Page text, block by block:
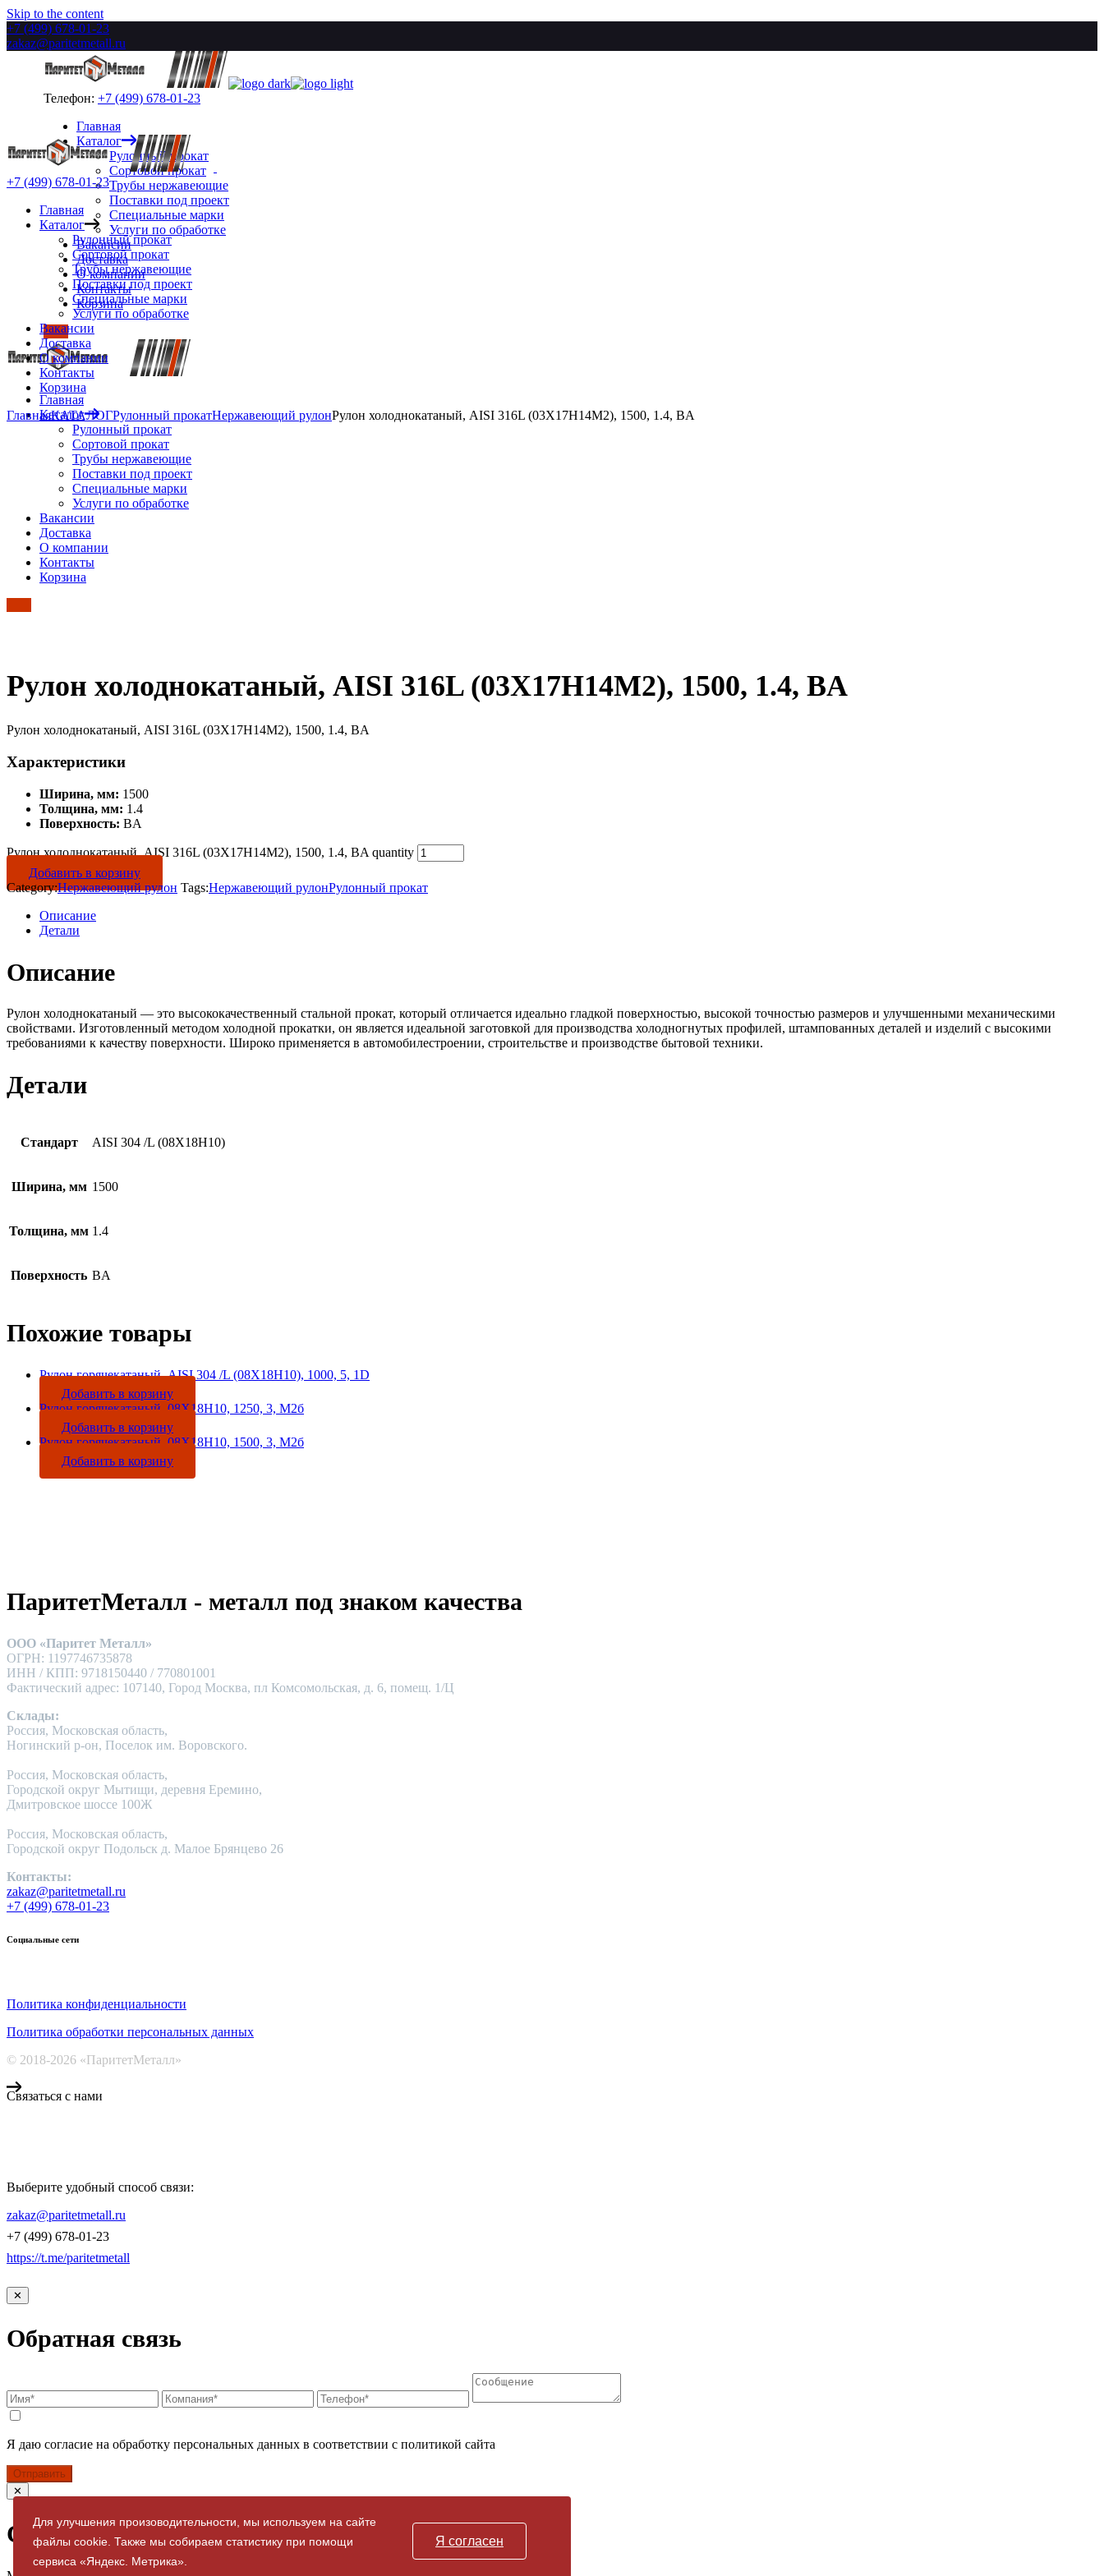
Skip to the content
+7 (499) 678-01-23
zakaz@paritetmetall.ru
Телефон: +7 (499) 678-01-23
Главная
Каталог
Рулонный прокат
Сортовой прокат
Трубы нержавеющие
Поставки под проект
Специальные марки
Услуги по обработке
Вакансии
Доставка
О компании
Контакты
Корзина
Главная
Каталог
Рулонный прокат
Сортовой прокат
Трубы нержавеющие
Поставки под проект
Специальные марки
Услуги по обработке
Вакансии
Доставка
О компании
Контакты
Корзина
+7 (499) 678-01-23
Главная
Каталог
Рулонный прокат
Сортовой прокат
Трубы нержавеющие
Поставки под проект
Специальные марки
Услуги по обработке
Вакансии
Доставка
О компании
Контакты
Корзина
ГлавнаяКАТАЛОГРулонный прокатНержавеющий рулонРулон холоднокатаный, AISI 316L (03Х17Н14М2), 1500, 1.4, BA
Рулон холоднокатаный, AISI 316L (03Х17Н14М2), 1500, 1.4, BA
Рулон холоднокатаный, AISI 316L (03Х17Н14М2), 1500, 1.4, BA
Характеристики
Ширина, мм: 1500
Толщина, мм: 1.4
Поверхность: BA
Рулон холоднокатаный, AISI 316L (03Х17Н14М2), 1500, 1.4, BA quantity
Добавить в корзину
Category:Нержавеющий рулон Tags:Нержавеющий рулонРулонный прокат
Описание
Детали
Описание
Рулон холоднокатаный — это высококачественный стальной прокат, который отличается идеально гладкой поверхностью, высокой точностью размеров и улучшенными механическими
свойствами. Изготовленный методом холодной прокатки, он является идеальной заготовкой для производства холодногнутых профилей, штампованных деталей и изделий с высокими
требованиями к качеству поверхности. Широко применяется в автомобилестроении, строительстве и производстве бытовой техники.
Детали
Стандарт AISI 304 /L (08Х18Н10)
Ширина, мм 1500
Толщина, мм 1.4
Поверхность BA
Похожие товары
Рулон горячекатаный, AISI 304 /L (08Х18Н10), 1000, 5, 1D
Добавить в корзину
Рулон горячекатаный, 08Х18Н10, 1250, 3, М2б
Добавить в корзину
Рулон горячекатаный, 08Х18Н10, 1500, 3, М2б
Добавить в корзину
ПаритетМеталл - металл под знаком качества
ООО «Паритет Металл»
ОГРН: 1197746735878
ИНН / КПП: 9718150440 / 770801001
Фактический адрес: 107140, Город Москва, пл Комсомольская, д. 6, помещ. 1/Ц
Склады:
Россия, Московская область,
Ногинский р-он, Поселок им. Воровского.
Россия, Московская область,
Городской округ Мытищи, деревня Еремино,
Дмитровское шоссе 100Ж
Россия, Московская область,
Городской округ Подольск д. Малое Брянцево 26
Контакты:
zakaz@paritetmetall.ru
+7 (499) 678-01-23
Социальные сети
Политика конфиденциальности
Политика обработки персональных данных
© 2018-2026 «ПаритетМеталл»
Связаться с нами
Выберите удобный способ связи:
zakaz@paritetmetall.ru
+7 (499) 678-01-23
https://t.me/paritetmetall
Для улучшения произоводительности, мы используем на сайте
файлы cookie. Также мы собираем статистику при помощи
сервиса «Яндекс. Метрика».
Я согласен
✕
Обратная связь
Я даю согласие на обработку персональных данных в соответствии с политикой сайта
Отправить
✕
Спасибо за заявку